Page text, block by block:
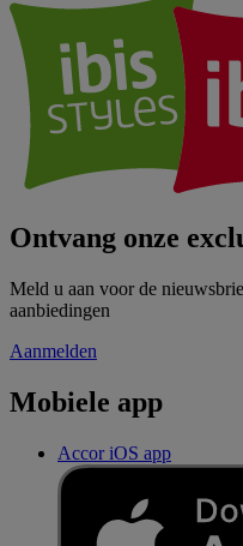
Ontvang onze
Meld u aan voor de
aanbiedingen
Aanmelden
Mobiele app
Accor iOS app